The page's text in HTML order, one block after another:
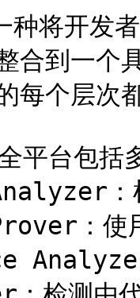
将开发
合到一个
每个层次
台包括